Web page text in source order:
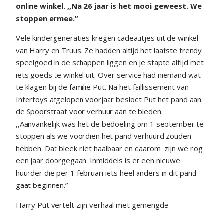
online winkel. ,,Na 26 jaar is het mooi geweest. We
stoppen ermee.”
Vele kindergeneraties kregen cadeautjes uit de winkel
van Harry en Truus. Ze hadden altijd het laatste trendy
speelgoed in de schappen liggen en je stapte altijd met
iets goeds te winkel uit. Over service had niemand wat
te klagen bij de familie Put. Na het faillissement van
Intertoys afgelopen voorjaar besloot Put het pand aan
de Spoorstraat voor verhuur aan te bieden.
,,Aanvankelijk was het de bedoeling om 1 september te
stoppen als we voordien het pand verhuurd zouden
hebben. Dat bleek niet haalbaar en daarom zijn we nog
een jaar doorgegaan. Inmiddels is er een nieuwe
huurder die per 1 februari iets heel anders in dit pand
gaat beginnen.”
Harry Put vertelt zijn verhaal met gemengde